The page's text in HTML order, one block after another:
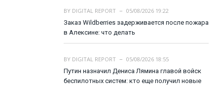
BY DIGITAL REPORT
05/08/2026 19:22
Заказ Wildberries задерживается после пожара
в Алексине: что делать
BY DIGITAL REPORT
05/08/2026 18:55
Путин назначил Дениса Лямина главой войск
беспилотных систем: кто еще получил новые